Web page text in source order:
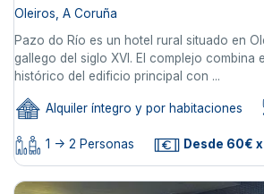
Oleiros, A Coruña
Pazo do Río es un hotel rural situado en
gallego del siglo XVI. El complejo combina
histórico del edificio principal con ...
Alquiler íntegro y por habitaciones
1 -> 2 Personas Desde 60€